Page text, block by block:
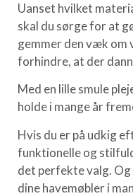
Uanset hvilket
skal du sørge for at
gemmer den væk om
forhindre, at der
Med en lille smule
holde i mange år
Hvis du er på udkig
funktionelle og
det perfekte valg. Og
dine havemøbler i